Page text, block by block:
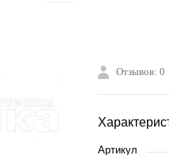
Отзывов: 0
Артикул